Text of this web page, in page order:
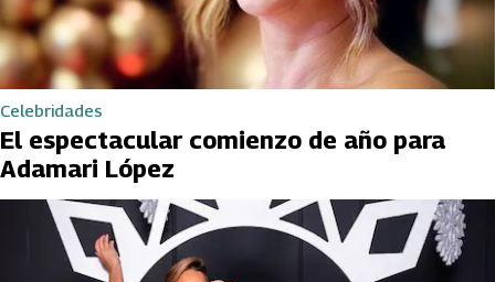
Celebridades
El espectacular comienzo de año para
Adamari López